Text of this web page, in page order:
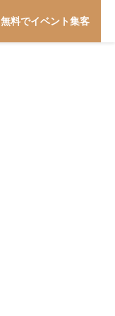
無料でイベント集客